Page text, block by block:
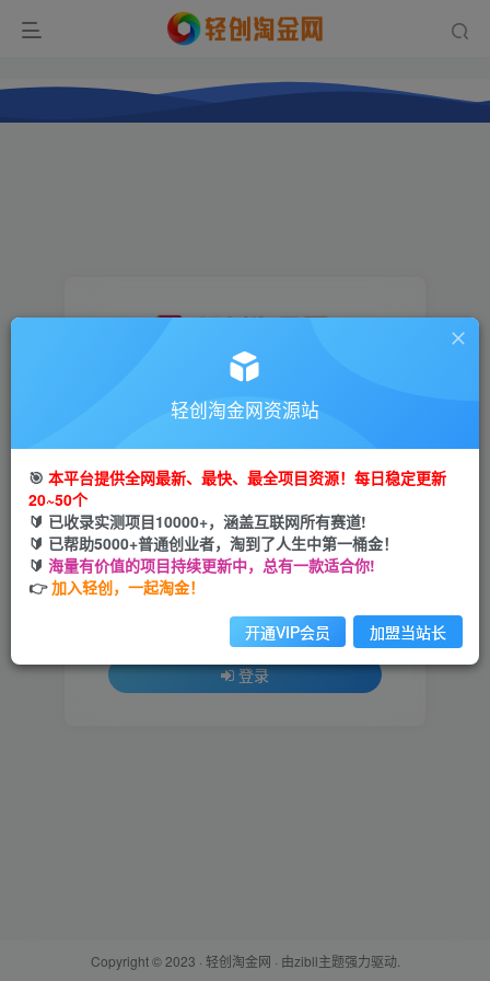
用户名或邮箱
登录密码
找回密码
登录
Copyright © 2023 · 轻创淘金网 · 由zibll主题强力驱动.
轻创淘金网资源站
🎯 本平台提供全网最新、最快、最全项目资源！每日稳定更新
20~50个
🔰 已收录实测项目10000+，涵盖互联网所有赛道!
🔰 已帮助5000+普通创业者，淘到了人生中第一桶金！
🔰 海量有价值的项目持续更新中，总有一款适合你!
👉加入轻创，一起淘金！
开通VIP会员 加盟当站长